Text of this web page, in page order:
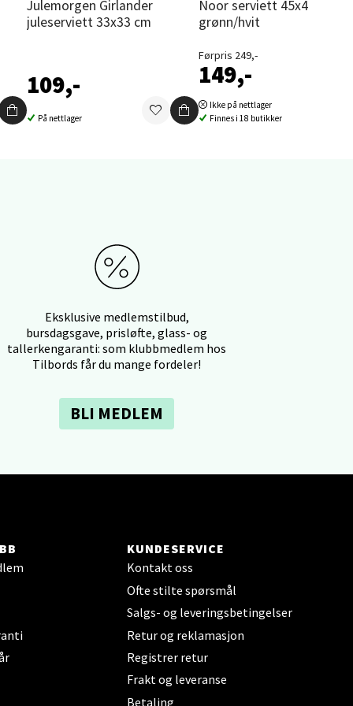
Julemorgen Girlander
juleserviett 33x33 cm
109,-
På nettlager
Noor serviett 45x45 cm 4 stk
grønn/hvit
Førpris 249,-
149,-
Ikke på nettlager
Finnes i 18 butikker
Eksklusive medlemstilbud,
bursdagsgave, prisløfte, glass- og
tallerkengaranti: som klubbmedlem hos
Tilbords får du mange fordeler!
BLI MEDLEM
KUNDESERVICE
Kontakt oss
Ofte stilte spørsmål
Salgs- og leveringsbetingelser
Retur og reklamasjon
Registrer retur
Frakt og leveranse
Betaling